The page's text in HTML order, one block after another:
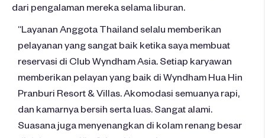
dari pengalaman merekaselama liburan.
“Layanan Anggota Thailand selalu memberikan
pelayanan yang sangat baik ketika saya membuat
reservasi di Club Wyndham Asia. Setiap karyawan
memberikan pelayan yang baik di Wyndham Hua Hin
Pranburi Resort & Villas. Akomodasi semuanya rapi,
dan kamarnya bersih serta luas. Sangat alami.
Suasana juga menyenangkan di kolam renang besar